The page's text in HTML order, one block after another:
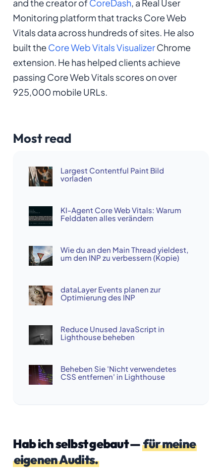
and the creator ofCoreDash, a Real User
Monitoring platform that tracks Core Web
Vitals data across hundreds of sites. He also
built the Core Web Vitals VisualizerChrome
extension. He has helped clients achieve
passing Core Web Vitals scores on over
925,000 mobile URLs.
Most read
Largest Contentful Paint Bild
vorladen
KI-Agent Core Web Vitals: Warum
Felddaten alles verändern
Wie du an den Main Thread yieldest,
um den INP zu verbessern (Kopie)
dataLayer Events planen zur
Optimierung des INP
Reduce Unused JavaScript in
Lighthouse beheben
Beheben Sie 'Nicht verwendetes
CSS entfernen' in Lighthouse
Hab ich selbst gebaut —für meine
eigenen Audits.